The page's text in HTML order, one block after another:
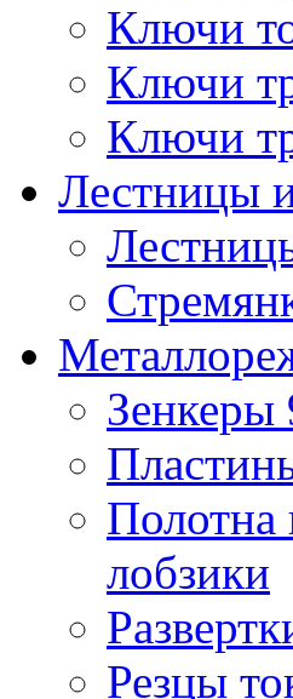
Ключи
Ключи
Ключи
Лестницы
Зенкеры
Полотна
лобзики
Резцы